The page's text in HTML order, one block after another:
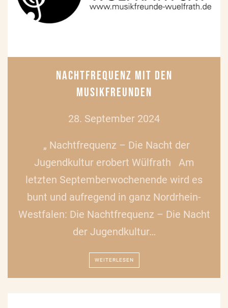
NACHTFREQUENZ MIT DEN
MUSIKFREUNDEN
28. September 2024
„ Nachtfrequenz – Die Nacht der
Jugendkultur erobert Wülfrath Am
letzten Septemberwochenende wird es
bunt und aufregend in ganz Nordrhein-
Westfalen: Die Nachtfrequenz – Die Nacht
der Jugendkultur…
WEITERLESEN